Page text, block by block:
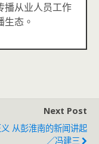
播从业人员工作
态。
Next Post
闻讲起
／冯建三